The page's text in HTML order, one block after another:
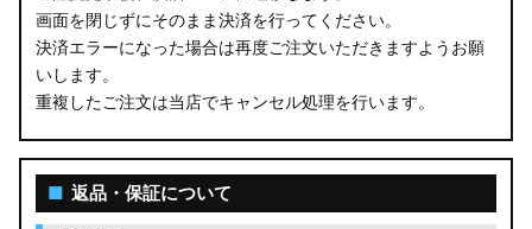
画面を閉じずにそのまま決済を行ってください。
決済エラーになった場合は再度ご注文いただきますようお願
いします。
重複したご注文は当店でキャンセル処理を行います。
■ 返品・保証について